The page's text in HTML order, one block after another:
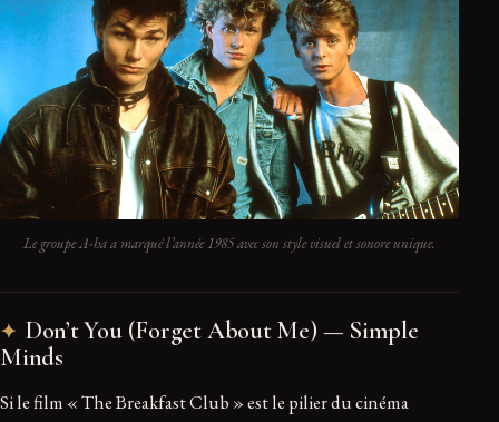
Le groupe A-ha a marqué l’année 1985 avec son style visuel et sonore unique.
Don’t You (Forget About Me) — Simple
Minds
Si le film « The Breakfast Club » est le pilier du cinéma